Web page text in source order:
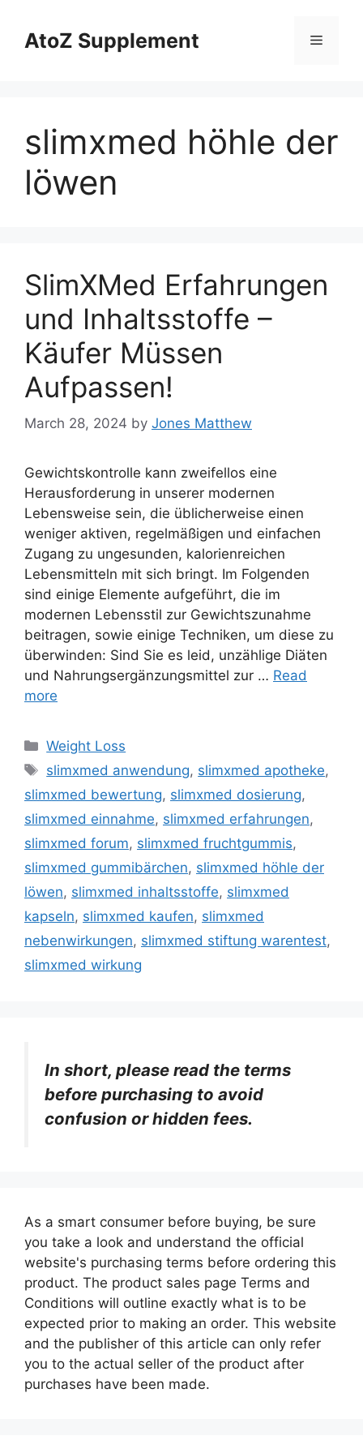
contentAtoZ Supplement Menu
slimxmed höhle der
löwen
SlimXMed Erfahrungen
und Inhaltsstoffe –
Käufer Müssen
Aufpassen!
March 28, 2024 by Jones Matthew
Gewichtskontrolle kann zweifellos eine
Herausforderung in unserer modernen
Lebensweise sein, die üblicherweise einen
weniger aktiven, regelmäßigen und einfachen
Zugang zu ungesunden, kalorienreichen
Lebensmitteln mit sich bringt. Im Folgenden
sind einige Elemente aufgeführt, die im
modernen Lebensstil zur Gewichtszunahme
beitragen, sowie einige Techniken, um diese zu
überwinden: Sind Sie es leid, unzählige Diäten
und Nahrungsergänzungsmittel zur … Read
more
Categories
Weight Loss
Tags
slimxmed anwendung, slimxmed apotheke,
slimxmed bewertung, slimxmed dosierung,
slimxmed einnahme, slimxmed erfahrungen,
slimxmed forum, slimxmed fruchtgummis,
slimxmed gummibärchen, slimxmed höhle der
löwen, slimxmed inhaltsstoffe, slimxmed
kapseln, slimxmed kaufen, slimxmed
nebenwirkungen, slimxmed stiftung warentest,
slimxmed wirkung
In short, please read the terms
before purchasing to avoid
confusion or hidden fees.
As a smart consumer before buying, be sure
you take a look and understand the official
website's purchasing terms before ordering this
product. The product sales page Terms and
Conditions will outline exactly what is to be
expected prior to making an order. This website
and the publisher of this article can only refer
you to the actual seller of the product after
purchases have been made.